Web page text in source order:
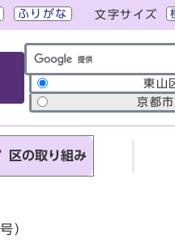
ふりがな 文字サイズ
サイト内検索の範囲 東山
京都
区の取り組み
）